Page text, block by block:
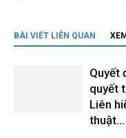
BÀI VIẾT LIÊN QUAN
Quyết
quyết
Liên
thuật...